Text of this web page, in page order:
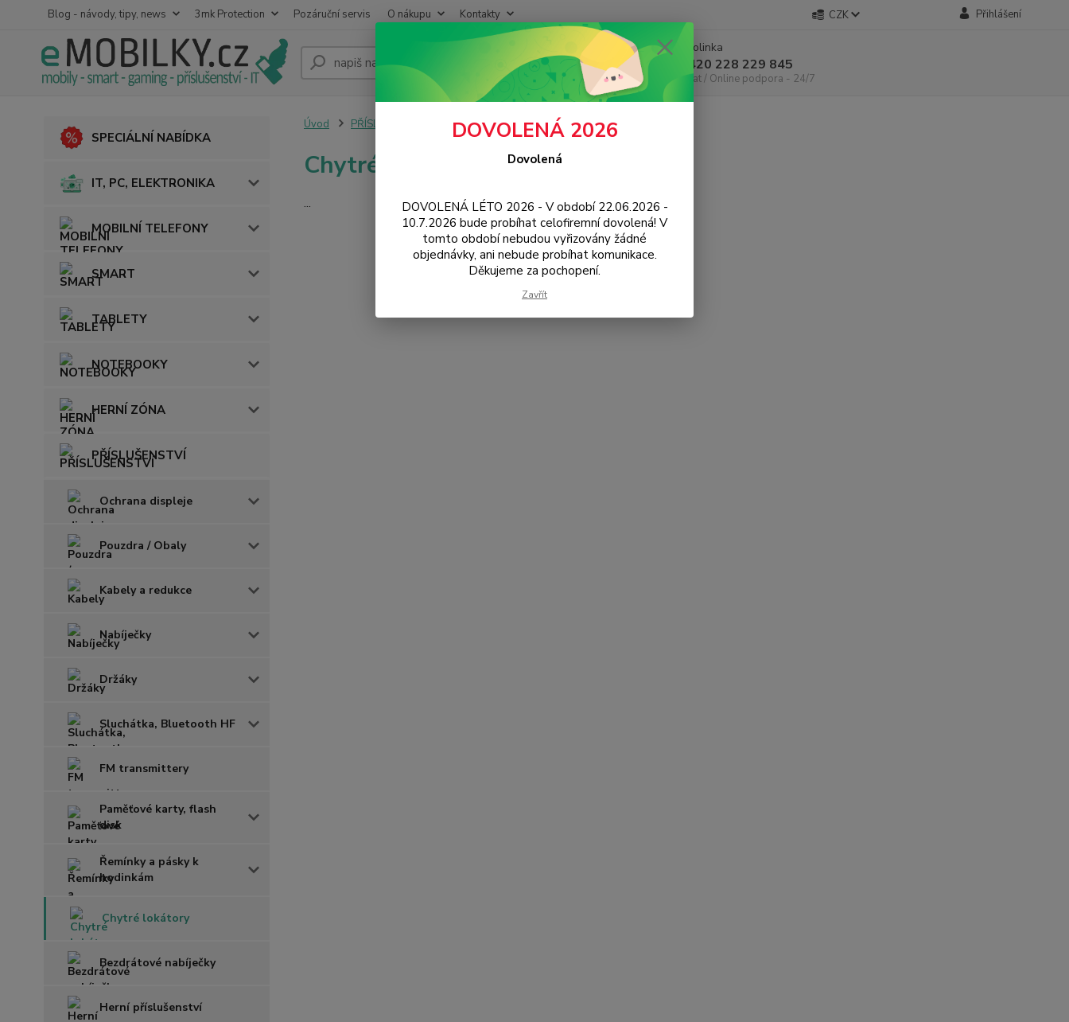
Blog - návody, tipy, news 3mk Protection Pozáruční servis O nákupu Kontakty CZK Přihlášení
Hledat
Infolinka
+420 228 229 845
Chat / Online podpora - 24/7
SPECIÁLNÍ NABÍDKA
IT, PC, ELEKTRONIKA
MOBILNÍ TELEFONY
SMART
TABLETY
NOTEBOOKY
HERNÍ ZÓNA
PŘÍSLUŠENSTVÍ
Ochrana displeje
Pouzdra / Obaly
Kabely a redukce
Nabíječky
Držáky
Sluchátka, Bluetooth HF
FM transmittery
Paměťové karty, flash
disk
Řemínky a pásky k
hodinkám
Chytré lokátory
Bezdrátové nabíječky
Herní příslušenství
Úvod PŘÍSLUŠENSTVÍ Chytré lokátory
Chytré lokátory
...
DOVOLENÁ 2026
Dovolená
DOVOLENÁ LÉTO 2026 - V období 22.06.2026 -
10.7.2026 bude probíhat celofiremní dovolená! V
tomto období nebudou vyřizovány žádné
objednávky, ani nebude probíhat komunikace.
Děkujeme za pochopení.
Zavřít